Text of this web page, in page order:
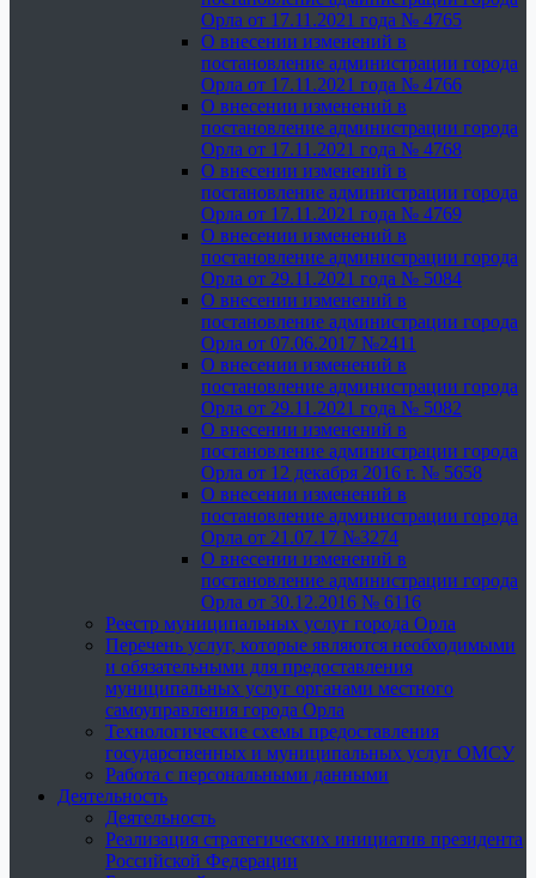
Орла от 17.11.2021 года № 4765
О внесении изменений в
постановление администрации города
Орла от 17.11.2021 года № 4766
О внесении изменений в
постановление администрации города
Орла от 17.11.2021 года № 4768
О внесении изменений в
постановление администрации города
Орла от 17.11.2021 года № 4769
О внесении изменений в
постановление администрации города
Орла от 29.11.2021 года № 5084
О внесении изменений в
постановление администрации города
Орла от 07.06.2017 №2411
О внесении изменений в
постановление администрации города
Орла от 29.11.2021 года № 5082
О внесении изменений в
постановление администрации города
Орла от 12 декабря 2016 г. № 5658
О внесении изменений в
постановление администрации города
Орла от 21.07.17 №3274
О внесении изменений в
постановление администрации города
Орла от 30.12.2016 № 6116
Реестр муниципальных услуг города Орла
Перечень услуг, которые являются необходимыми
и обязательными для предоставления
муниципальных услуг органами местного
самоуправления города Орла
Технологические схемы предоставления
государственных и муниципальных услуг ОМСУ
Работа с персональными данными
Деятельность
Деятельность
Реализация стратегических инициатив президента
Российской Федерации